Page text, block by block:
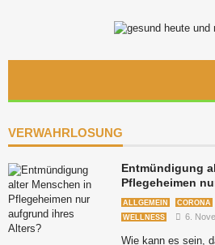
VERWAHRLOSUNG
Entmündigung
Pflegeheimen
ALLGEMEIN CORONA
WELLNESS
6.
Wie kann es sein,